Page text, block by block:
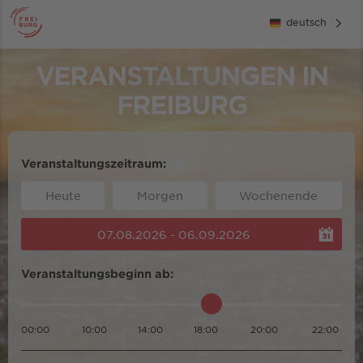
deutsch
VERANSTALTUNGEN IN
FREIBURG
Veranstaltungszeitraum:
Heute Morgen Wochenende
07.08.2026 - 06.09.2026
Veranstaltungsbeginn ab:
00:00 10:00 14:00 18:00 20:00 22:00